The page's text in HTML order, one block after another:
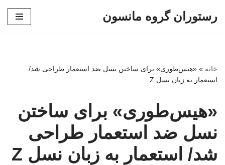
رستوران گروه مانسون
خانه » «هیس‌طوری» برای ساختن نسل ضد استعمار طراحی شد/
استعمار به زبان نسل Z
«هیس‌طوری» برای ساختن
نسل ضد استعمار طراحی
شد/ استعمار به زبان نسل Z